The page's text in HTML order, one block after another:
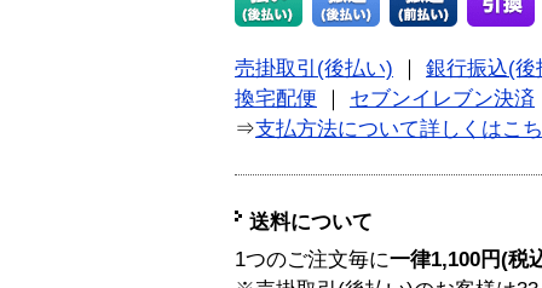
売掛取引(後払い)
銀行振込(後
換宅配便
セブンイレブン決済
⇒支払方法について詳しくはこ
送料について
1つのご注文毎に一律1,100円(税